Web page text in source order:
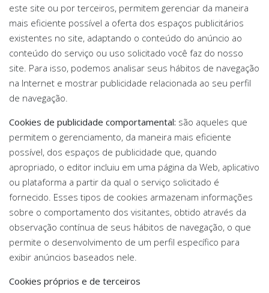
este site ou por terceiros, permitem gerenciar da maneira
mais eficiente possível a oferta dos espaços publicitários
existentes no site, adaptando o conteúdo do anúncio ao
conteúdo do serviço ou uso solicitado você faz do nosso
site. Para isso, podemos analisar seus hábitos de navegação
na Internet e mostrar publicidade relacionada ao seu perfil
de navegação.
Cookies de publicidade comportamental: são aqueles que
permitem o gerenciamento, da maneira mais eficiente
possível, dos espaços de publicidade que, quando
apropriado, o editor incluiu em uma página da Web, aplicativo
ou plataforma a partir da qual o serviço solicitado é
fornecido. Esses tipos de cookies armazenam informações
sobre o comportamento dos visitantes, obtido através da
observação contínua de seus hábitos de navegação, o que
permite o desenvolvimento de um perfil específico para
exibir anúncios baseados nele.
Cookies próprios e de terceiros